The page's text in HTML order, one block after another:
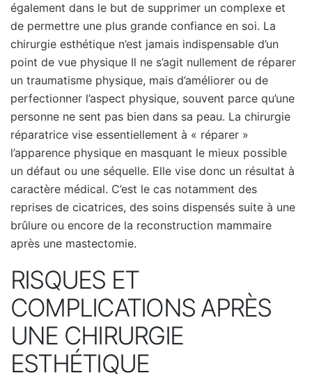
également dans le but de supprimer un complexe et
de permettre une plus grande confiance en soi. La
chirurgie esthétique n’est jamais indispensable d’un
point de vue physique Il ne s’agit nullement de réparer
un traumatisme physique, mais d’améliorer ou de
perfectionner l’aspect physique, souvent parce qu’une
personne ne sent pas bien dans sa peau. La chirurgie
réparatrice vise essentiellement à « réparer »
l’apparence physique en masquant le mieux possible
un défaut ou une séquelle. Elle vise donc un résultat à
caractère médical. C’est le cas notamment des
reprises de cicatrices, des soins dispensés suite à une
brûlure ou encore de la reconstruction mammaire
après une mastectomie.
RISQUES ET
COMPLICATIONS APRÈS
UNE CHIRURGIE
ESTHÉTIQUE